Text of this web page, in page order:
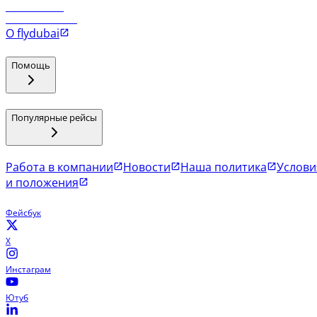
О flydubai
Помощь
Популярные рейсы
Работа в компании Новости Наша политика
и положения
Фейсбук
X
Инстаграм
Ютуб